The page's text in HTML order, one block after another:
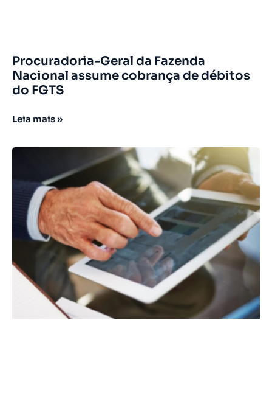
Procuradoria-Geral da Fazenda
Nacional assume cobrança de débitos
do FGTS
Leia mais »